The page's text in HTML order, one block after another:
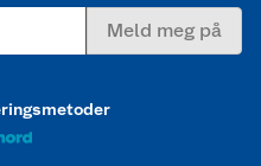
Meld meg på